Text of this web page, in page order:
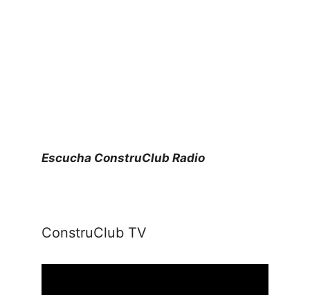
Escucha ConstruClub Radio
ConstruClub TV